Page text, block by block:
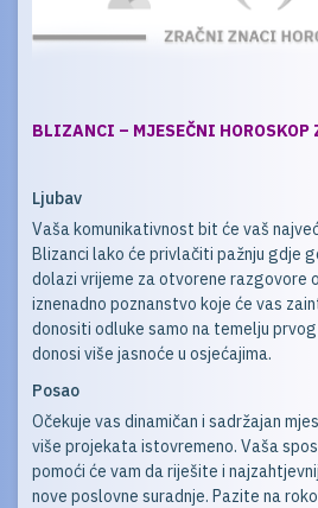
BLIZANCI – MJESEČNI
Ljubav
Vaša komunikativnost bit će vaš
Blizanci lako će privlačiti pažnju gdje
dolazi vrijeme za otvorene razgovore
iznenadno poznanstvo koje će vas
donositi odluke samo na temelju
donosi više jasnoće u osjećajima.
Posao
Očekuje vas dinamičan i sadržajan
više projekata istovremeno. Vaša
pomoći će vam da riješite i
nove poslovne suradnje. Pazite na